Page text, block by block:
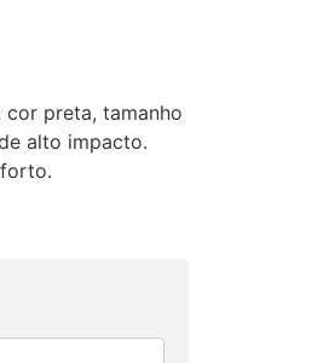
preta, tamanho
alto impacto.